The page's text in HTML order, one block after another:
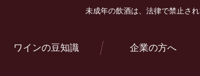
未成年の飲酒は、法律で禁止され
ワインの豆知識 企業の方へ